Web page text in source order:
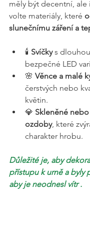
měly být decentní, ale
volte materiály, které
slunečnímu záření a
🕯️ Svíčky s
bezpečné LED
🌸 Věnce a malé
čerstvých nebo
květin.
💎 Skleněné
ozdoby, které
charakter hrobu.
Důležité je, aby
přístupu k urně a byly
aby je neodnesl vítr .